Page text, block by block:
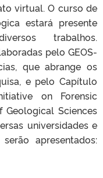
virtual. O curso de
estará presente
trabalhos.
pelo GEOS-
que abrange os
e pelo Capítulo
on Forensic
Sciences
universidades e
apresentados: